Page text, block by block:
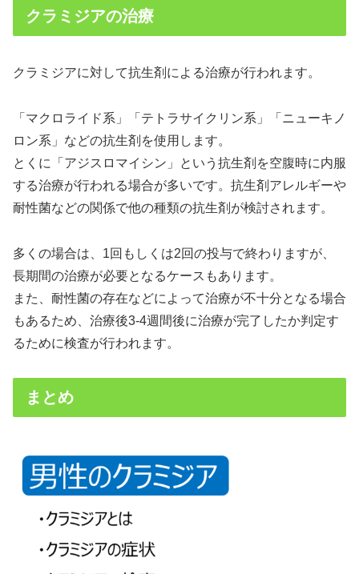
クラミジアの治療
クラミジアに対して抗生剤による治療が行われます。
「マクロライド系」「テトラサイクリン系」「ニューキノ
ロン系」などの抗生剤を使用します。
とくに「アジスロマイシン」という抗生剤を空腹時に内服
する治療が行われる場合が多いです。抗生剤アレルギーや
耐性菌などの関係で他の種類の抗生剤が検討されます。
多くの場合は、1回もしくは2回の投与で終わりますが、
長期間の治療が必要となるケースもあります。
また、耐性菌の存在などによって治療が不十分となる場合
もあるため、治療後3-4週間後に治療が完了したか判定す
るために検査が行われます。
まとめ